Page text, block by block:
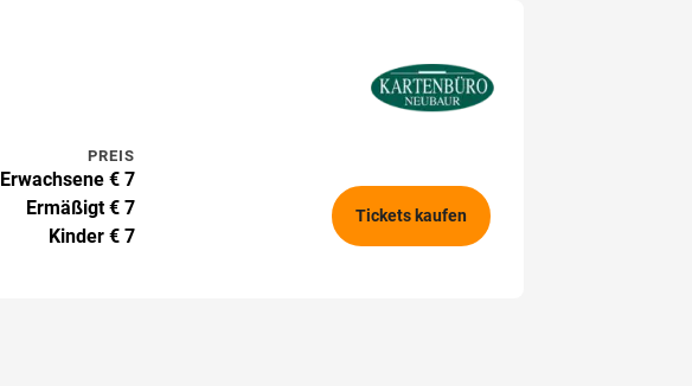
PREIS
Erwachsene € 7
Ermäßigt € 7
Kinder € 7
Tickets kaufen